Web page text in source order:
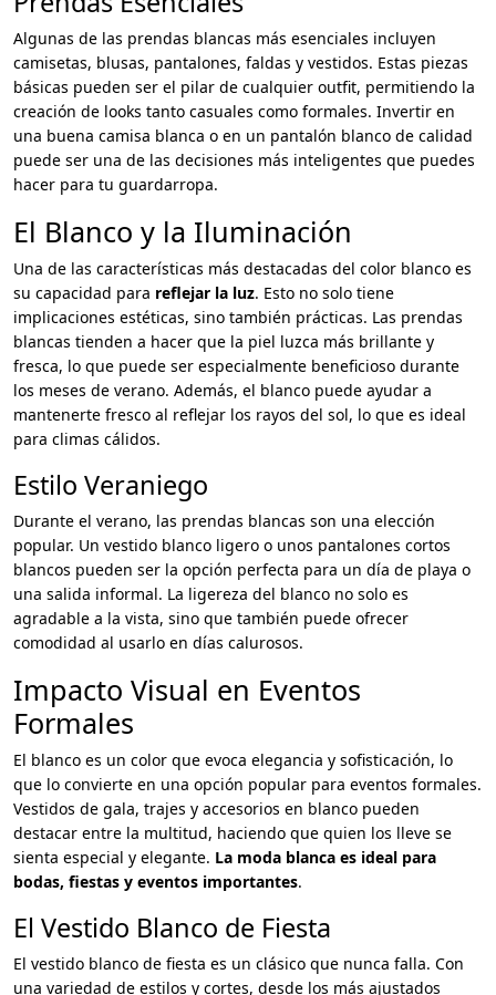
Algunas de las prendas blancas más esenciales incluyen
camisetas, blusas, pantalones, faldas y vestidos. Estas piezas
básicas pueden ser el pilar de cualquier outfit, permitiendo la
creación de looks tanto casuales como formales. Invertir en
una buena camisa blanca o en un pantalón blanco de calidad
puede ser una de las decisiones más inteligentes que puedes
hacer para tu guardarropa.
El Blanco y la Iluminación
Una de las características más destacadas del color blanco es
su capacidad para reflejar la luz. Esto no solo tiene
implicaciones estéticas, sino también prácticas. Las prendas
blancas tienden a hacer que la piel luzca más brillante y
fresca, lo que puede ser especialmente beneficioso durante
los meses de verano. Además, el blanco puede ayudar a
mantenerte fresco al reflejar los rayos del sol, lo que es ideal
para climas cálidos.
Estilo Veraniego
Durante el verano, las prendas blancas son una elección
popular. Un vestido blanco ligero o unos pantalones cortos
blancos pueden ser la opción perfecta para un día de playa o
una salida informal. La ligereza del blanco no solo es
agradable a la vista, sino que también puede ofrecer
comodidad al usarlo en días calurosos.
Impacto Visual en Eventos
Formales
El blanco es un color que evoca elegancia y sofisticación, lo
que lo convierte en una opción popular para eventos formales.
Vestidos de gala, trajes y accesorios en blanco pueden
destacar entre la multitud, haciendo que quien los lleve se
sienta especial y elegante. La moda blanca es ideal para
bodas, fiestas y eventos importantes.
El Vestido Blanco de Fiesta
El vestido blanco de fiesta es un clásico que nunca falla. Con
una variedad de estilos y cortes, desde los más ajustados